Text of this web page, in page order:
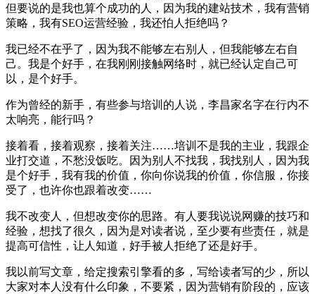
但要说的是我也算个成功的人，因为我的建站技术，我有营销
策略，我有SEO运营经验，我还怕人拒绝吗？
我已经不在乎了，因为我不能够左右别人，但我能够左右自
己。我是个好手，在我刚刚接触网络时，就已经认定自己可
以，是个好手。
作为曾经的新手，有些参与培训的人说，李昌家名字在行内不
太响亮，能行吗？
接着看，接着观察，接着关注……培训不是我的主业，我跟企
业打交道，不愁没饭吃。因为别人不找我，我找别人，因为我
是个好手，我有我的价值，你向你说我的价值，你信服，你接
受了，也许你也跟着改变……
我不改变人，但想改变你的思路。有人要我说说网赚的技巧和
经验，想找了很久，因为是对读者说，至少要有些责任，就是
提高可信性，让人知道，好手被人拒绝了还是好手。
我以前写文章，给定搜索引擎看的多，写给读者写的少，所以
大家对本人没有什么印象，不要紧，因为营销有阶段的，应该